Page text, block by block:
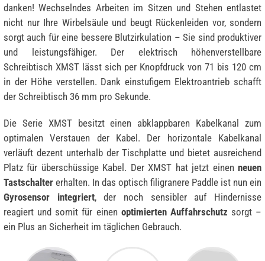
danken! Wechselndes Arbeiten im Sitzen und Stehen entlastet
nicht nur Ihre Wirbelsäule und beugt Rückenleiden vor, sondern
sorgt auch für eine bessere Blutzirkulation – Sie sind produktiver
und leistungsfähiger. Der elektrisch höhenverstellbare
Schreibtisch XMST lässt sich per Knopfdruck von 71 bis 120 cm
in der Höhe verstellen. Dank einstufigem Elektroantrieb schafft
der Schreibtisch 36 mm pro Sekunde.
Die Serie XMST besitzt einen abklappbaren Kabelkanal zum
optimalen Verstauen der Kabel. Der horizontale Kabelkanal
verläuft dezent unterhalb der Tischplatte und bietet ausreichend
Platz für überschüssige Kabel. Der XMST hat jetzt einen neuen
Tastschalter erhalten. In das optisch filigranere Paddle ist nun ein
Gyrosensor integriert, der noch sensibler auf Hindernisse
reagiert und somit für einen optimierten Auffahrschutz sorgt –
ein Plus an Sicherheit im täglichen Gebrauch.